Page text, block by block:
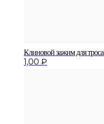
Клиновой зажим для
1,00 ₽